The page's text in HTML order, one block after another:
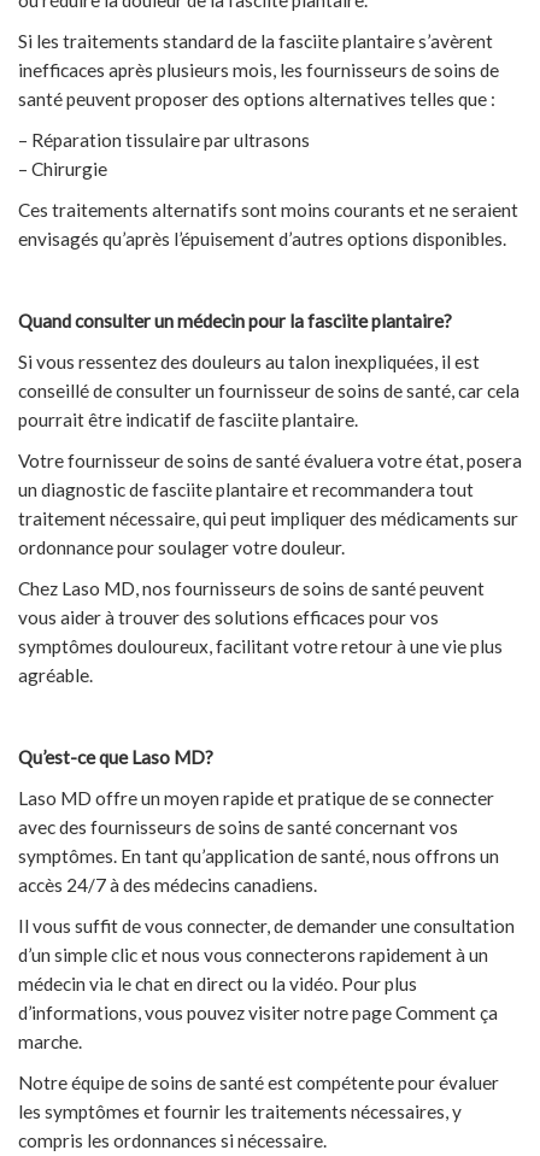
Si les traitements standard de la fasciite plantaire s’avèrent
inefficaces après plusieurs mois, les fournisseurs de soins de
santé peuvent proposer des options alternatives telles que :
– Réparation tissulaire par ultrasons
– Chirurgie
Ces traitements alternatifs sont moins courants et ne seraient
envisagés qu’après l’épuisement d’autres options disponibles.
Quand consulter un médecin pour la fasciite plantaire?
Si vous ressentez des douleurs au talon inexpliquées, il est
conseillé de consulter un fournisseur de soins de santé, car cela
pourrait être indicatif de fasciite plantaire.
Votre fournisseur de soins de santé évaluera votre état, posera
un diagnostic de fasciite plantaire et recommandera tout
traitement nécessaire, qui peut impliquer des médicaments sur
ordonnance pour soulager votre douleur.
Chez Laso MD, nos fournisseurs de soins de santé peuvent
vous aider à trouver des solutions efficaces pour vos
symptômes douloureux, facilitant votre retour à une vie plus
agréable.
Qu’est-ce que Laso MD?
Laso MD offre un moyen rapide et pratique de se connecter
avec des fournisseurs de soins de santé concernant vos
symptômes. En tant qu’application de santé, nous offrons un
accès 24/7 à des médecins canadiens.
Il vous suffit de vous connecter, de demander une consultation
d’un simple clic et nous vous connecterons rapidement à un
médecin via le chat en direct ou la vidéo. Pour plus
d’informations, vous pouvez visiter notre page Comment ça
marche.
Notre équipe de soins de santé est compétente pour évaluer
les symptômes et fournir les traitements nécessaires, y
compris les ordonnances si nécessaire.